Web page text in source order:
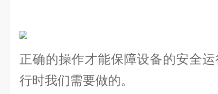
正确的操作才能保障设备的安全
行时我们需要做的。